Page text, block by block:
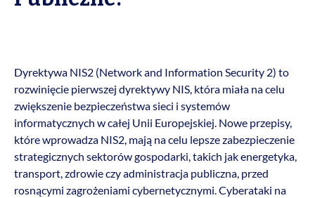
Dyrektywa NIS2 (Network and Information Security 2) to
rozwinięcie pierwszej dyrektywy NIS, która miała na celu
zwiększenie bezpieczeństwa sieci i systemów
informatycznych w całej Unii Europejskiej. Nowe przepisy,
które wprowadza NIS2, mają na celu lepsze zabezpieczenie
strategicznych sektorów gospodarki, takich jak energetyka,
transport, zdrowie czy administracja publiczna, przed
rosnącymi zagrożeniami cybernetycznymi. Cyberataki na